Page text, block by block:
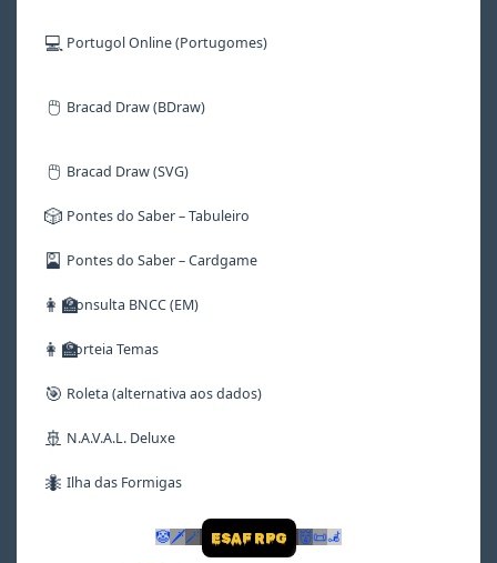
💻 Portugol Online (Portugomes)
🖱️ Bracad Draw (BDraw)
🖱️ Bracad Draw (SVG)
🎲 Pontes do Saber – Tabuleiro
🎴 Pontes do Saber – Cardgame
👩‍🏫Consulta BNCC (EM)
👩‍🏫Sorteia Temas
🎯 Roleta (alternativa aos dados)
🚢 N.A.V.A.L. Deluxe
🐜 Ilha das Formigas
🤡 🗡🪄 ESAF RPG 👹📜🦼